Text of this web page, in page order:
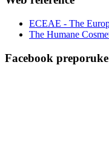
ECEAE - The
The Humane
Facebook preporuke